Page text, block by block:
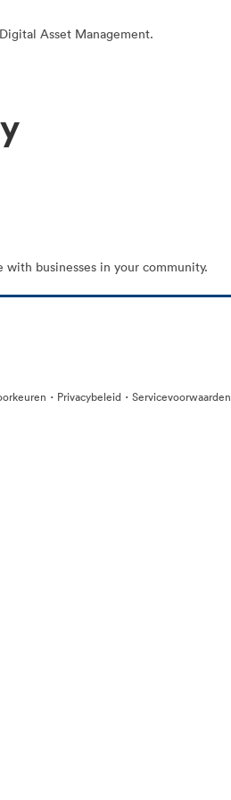
Asset Management.
businesses in your community.
· Privacybeleid · Servicevoorwaarden